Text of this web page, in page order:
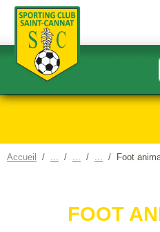
Accueil Foot
FOOT
Panneau de gestion des cookies